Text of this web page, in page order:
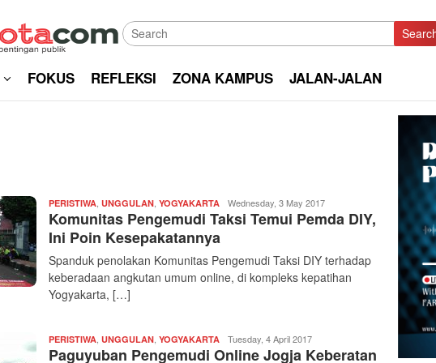
FOKUS REFLEKSI ZONA KAMPUS JALAN-JALAN
PERISTIWA UNGGULAN YOGYAKARTA Redaksi
|
kabarkota
Wednesday, 3 May 2017
Komunitas Pengemudi Taksi Temui Pemda DIY,
Ini Poin Kesepakatannya
Spanduk penolakan Komunitas Pengemudi Taksi DIY terhadap
keberadaan angkutan umum online, di kompleks kepatihan
Yogyakarta, […]
PERISTIWA UNGGULAN YOGYAKARTA Redaksi
|
Tuesday, 4 April 2017
Paguyuban Pengemudi Online Jogja Keberatan